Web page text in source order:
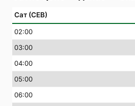
Сат (СЕВ)
02:00
03:00
04:00
05:00
06:00